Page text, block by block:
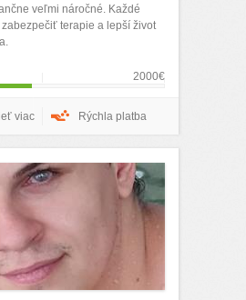
veľmi náročné. Každé
terapie a lepší život
2000€
viac Rýchla platba